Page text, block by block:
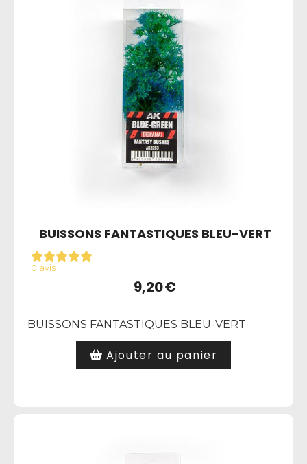
BUISSONS FANTASTIQUES BLEU-VERT
0 avis
9,20€
BUISSONS FANTASTIQUES BLEU-VERT
Ajouter au panier